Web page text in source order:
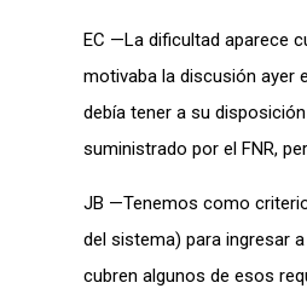
EC —La dificultad aparece
motivaba la discusión ayer
debía tener a su
suministrado por el FNR,
JB —Tenemos como
del sistema) para ingresar
cubren algunos de esos